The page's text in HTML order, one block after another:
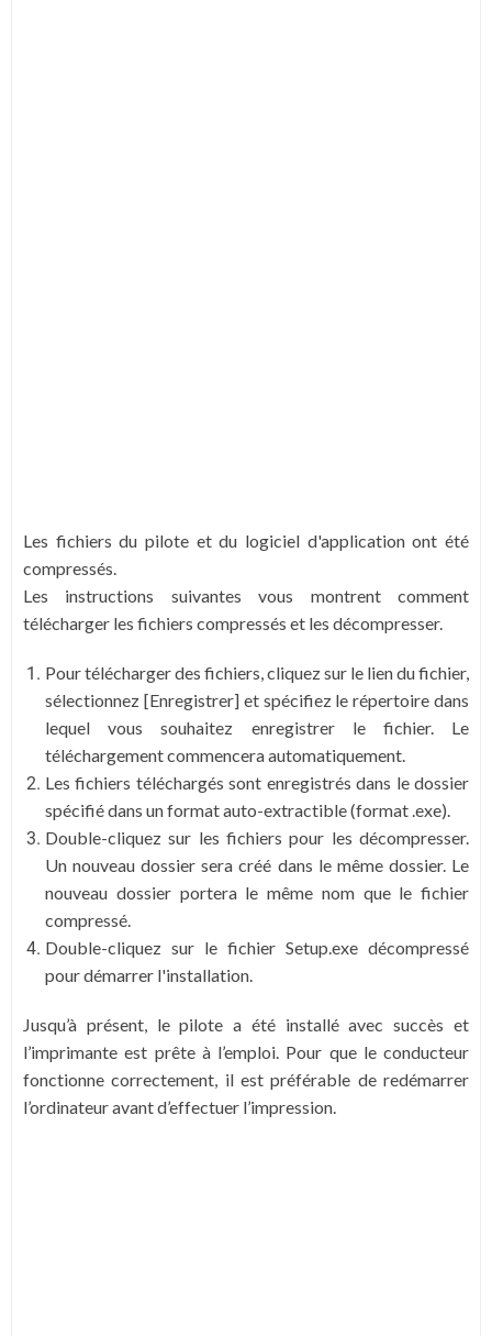
Les fichiers du pilote et du logiciel d'application ont été
compressés.
Les instructions suivantes vous montrent comment
télécharger les fichiers compressés et les décompresser.
Pour télécharger des fichiers, cliquez sur le lien du fichier,
sélectionnez [Enregistrer] et spécifiez le répertoire dans
lequel vous souhaitez enregistrer le fichier. Le
téléchargement commencera automatiquement.
Les fichiers téléchargés sont enregistrés dans le dossier
spécifié dans un format auto-extractible (format .exe).
Double-cliquez sur les fichiers pour les décompresser.
Un nouveau dossier sera créé dans le même dossier. Le
nouveau dossier portera le même nom que le fichier
compressé.
Double-cliquez sur le fichier Setup.exe décompressé
pour démarrer l'installation.
Jusqu’à présent, le pilote a été installé avec succès et
l’imprimante est prête à l’emploi. Pour que le conducteur
fonctionne correctement, il est préférable de redémarrer
l’ordinateur avant d’effectuer l’impression.